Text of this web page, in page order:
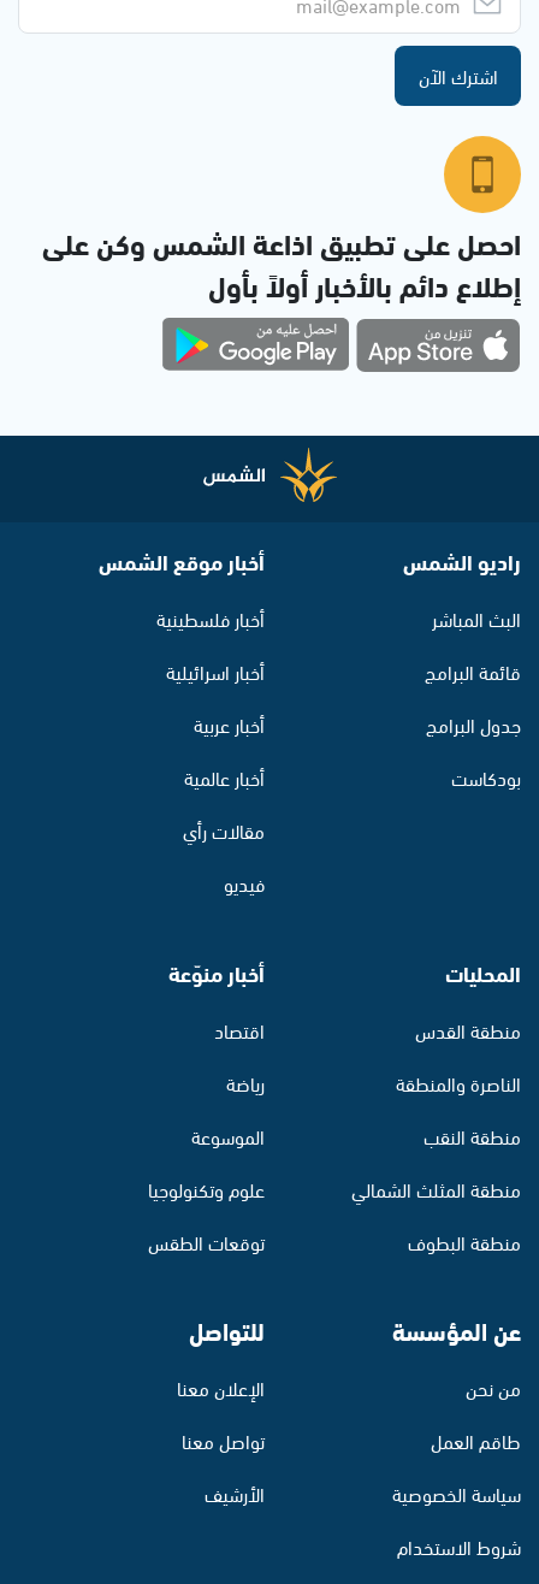
اشترك الآن
احصل على تطبيق اذاعة الشمس وكن على
إطلاع دائم بالأخبار أولاً بأول
راديو الشمس
البث المباشر
قائمة البرامج
جدول البرامج
بودكاست
أخبار موقع الشمس
أخبار فلسطينية
أخبار اسرائيلية
أخبار عربية
أخبار عالمية
مقالات رأي
فيديو
المحليات
منطقة القدس
الناصرة والمنطقة
منطقة النقب
منطقة المثلث الشمالي
منطقة البطوف
أخبار منوّعة
اقتصاد
رياضة
الموسوعة
علوم وتكنولوجيا
توقعات الطقس
عن المؤسسة
من نحن
طاقم العمل
سياسة الخصوصية
شروط الاستخدام
للتواصل
الإعلان معنا
تواصل معنا
الأرشيف